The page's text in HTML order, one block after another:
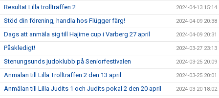
Resultat Lilla trollträffen 2 2024-04-13 15:14
Stöd din förening, handla hos Flügger färg! 2024-04-09 20:38
Dags att anmäla sig till Hajime cup i Varberg 27 april 2024-04-09 20:31
Påskledigt! 2024-03-27 23:13
Stenungsunds judoklubb på Seniorfestivalen 2024-03-25 20:09
Anmälan till Lilla Trollträffen 2 den 13 april 2024-03-25 20:01
Anmälan till Lilla Judits 1 och Judits pokal 2 den 20 april 2024-03-20 18:02